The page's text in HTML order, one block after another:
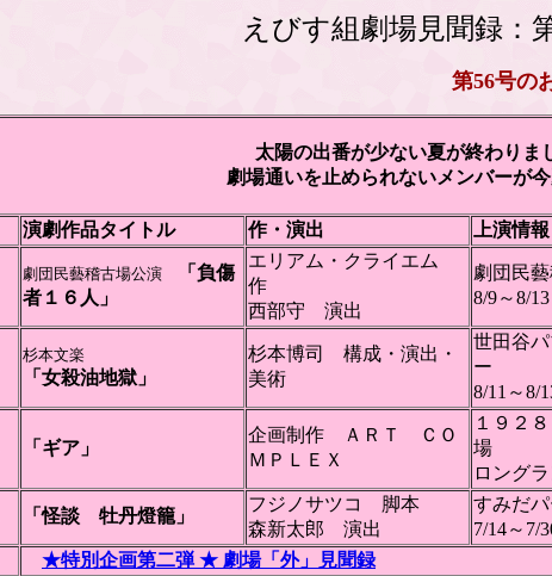
えびす組劇場見聞録：
第56号の
太陽の出番が少ない夏が終わりま
劇場通いを止められないメンバーが
演劇作品タイトル 作・演出 上演情報
劇団民藝稽古場公演
「負傷
者１６人」
エリアム・クライエム
作
西部守 演出
劇団民
8/9～8/13
杉本文楽
「女殺油地獄」
杉本博司 構成・演出・
美術
世田谷
ー
8/11～8/
「ギア」
企画制作 ＡＲＴ ＣＯ
ＭＰＬＥＸ
１９２
場
ロング
「怪談 牡丹燈籠」
フジノサツコ 脚本
森新太郎 演出
すみだ
7/14～7/
★特別企画第二弾 ★ 劇場「外」見聞録